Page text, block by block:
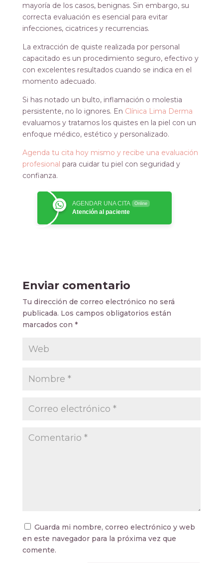
mayoría de los casos, benignas. Sin embargo, su
correcta evaluación es esencial para evitar
infecciones, cicatrices y recurrencias.
La extracción de quiste realizada por personal
capacitado es un procedimiento seguro, efectivo y
con excelentes resultados cuando se indica en el
momento adecuado.
Si has notado un bulto, inflamación o molestia
persistente, no lo ignores. En Clínica Lima Derma
evaluamos y tratamos los quistes en la piel con un
enfoque médico, estético y personalizado.
Agenda tu cita hoy mismo y recibe una evaluación
profesional para cuidar tu piel con seguridad y
confianza.
AGENDAR UNA CITA Online
Atención al paciente
Enviar comentario
Tu dirección de correo electrónico no será
publicada. Los campos obligatorios están
marcados con *
Guarda mi nombre, correo electrónico y web
en este navegador para la próxima vez que
comente.